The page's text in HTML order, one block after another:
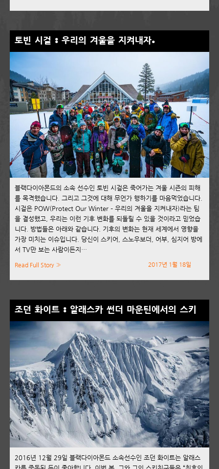
토빈 시걸 : 우리의 겨울을 지켜내자.
블랙다이아몬드의 소속 선수인 토빈 시걸은 죽어가는 겨울 시즌의 피해
를 목격했습니다. 그리고 그것에 대해 무언가 행하기를 마음먹었습니다.
시걸은 POW(Protect Our Winter – 우리의 겨울을 지켜내자)라는 팀
을 결성했고, 우리는 이런 기후 변화를 되돌릴 수 있을 것이라고 믿었습
니다. 방법들은 아래와 같습니다. 기후의 변화는 현재 세계에서 영향을
가장 미치는 이슈입니다. 당신이 스키어, 스노우보더, 어부, 심지어 방에
서 TV만 보는 사람이든지…
2017년 1월 18일
Read Full Story »
조던 화이트 : 알래스카 썬더 마운틴에서의 스키
2016년 12월 29일 블랙다이아몬드 소속선수인 조던 화이트는 알래스